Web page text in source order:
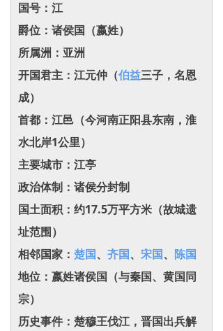
国号：江
爵位：诸侯国（嬴姓）‌
所属洲：亚洲
开国君主：江元仲（伯益三子，名恩
成）‌
首都：江邑（今河南正阳县东南，淮
水北岸1公里）‌
主要城市：江亭
政治体制：诸侯分封制‌
国土面积：约17.5万平方米（故城遗
址范围）‌
相邻国家：‌ 楚国、 齐国、 宋国、 陈国‌
地位：嬴姓诸侯国（与秦国、黄国同
宗‌）
历史事件：楚穆王伐江，晋国出兵解